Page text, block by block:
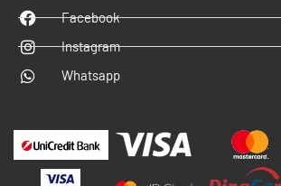
Facebook
Instagram
Whatsapp